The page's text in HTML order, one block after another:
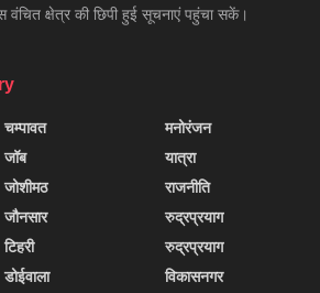
वंचित क्षेत्र की छिपी हुई सूचनाएं पहुंचा सकें।
चम्पावत
जॉब
जोशीमठ
जौनसार
टिहरी
डोईवाला
मनोरंजन
यात्रा
राजनीति
रुद्रप्रयाग
रुद्रप्रयाग
विकासनगर